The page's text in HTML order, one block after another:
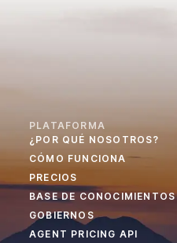
PLATAFORMA
¿POR QUÉ NOSOTROS?
CÓMO FUNCIONA
PRECIOS
BASE DE CONOCIMIENTOS
GOBIERNOS
AGENT PRICING API